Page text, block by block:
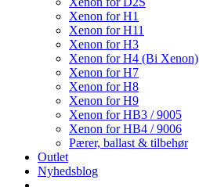
Xenon for H1
Xenon for H11
Xenon for H3
Xenon for H4 (Bi Xenon)
Xenon for H7
Xenon for H8
Xenon for H9
Xenon for HB3 / 9005
Xenon for HB4 / 9006
Pærer, ballast & tilbehør
Outlet
Nyhedsblog